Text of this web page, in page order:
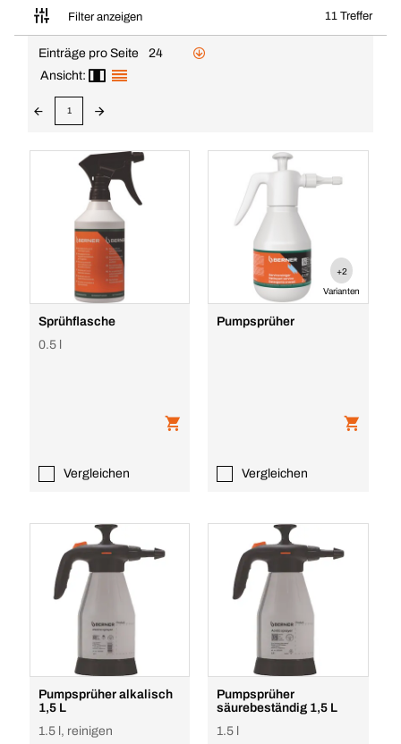
Filter anzeigen 11 Treffer
Einträge pro Seite
24
Ansicht:
1
Sprühflasche
0.5 l
Vergleichen
+2
Varianten
Pumpsprüher
Vergleichen
Pumpsprüher alkalisch
1,5 L
1.5 l, reinigen
Pumpsprüher
säurebeständig 1,5 L
1.5 l